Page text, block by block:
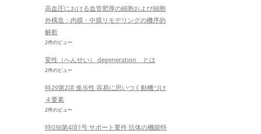
高血圧における血管肥厚の細胞および細胞
外構造：内膜・中膜リモデリングの機序的
解析
2件のビュー
変性（へんせい） degeneration とは
2件のビュー
特29第2項 進歩性 容易に思いつく動機づけ
４要素
2件のビュー
特036第4項1号 サポート要件 抗体の機能特